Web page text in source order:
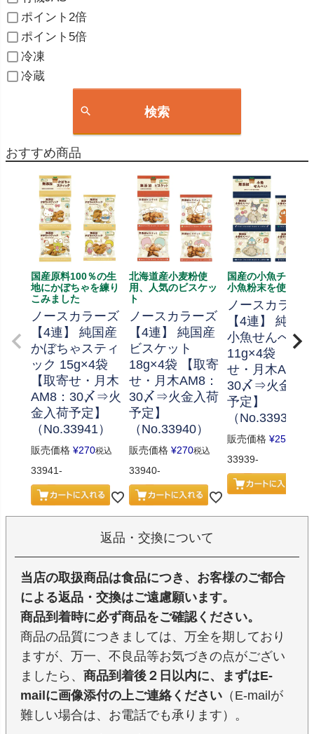
ポイント2倍
ポイント5倍
冷凍
冷蔵
検索
おすすめ商品
国産原料100％の生
地にかぼちゃを練り
こみました
ノースカラーズ
【4連】 純国産
かぼちゃスティ
ック 15g×4袋
【取寄せ・月木
AM8：30〆⇒火
金入荷予定】
（No.33941）
販売価格 ¥270税込
33941-
北海道産小麦粉使
用、人気のビスケッ
ト
ノースカラーズ
【4連】 純国産
ビスケット
18g×4袋 【取寄
せ・月木AM8：
30〆⇒火金入荷
予定】
（No.33940）
販売価格 ¥270税込
33940-
国産の小魚チップ
小魚粉末を使用
ノースカラー
【4連】 純国産
小魚せんべい
11g×4袋 【取
せ・月木AM8
30〆⇒火金入
予定】
（No.33939）
販売価格 ¥259
33939-
返品・交換について
当店の取扱商品は食品につき、お客様のご都合
による返品・交換はご遠慮願います。
商品到着時に必ず商品をご確認ください。
商品の品質につきましては、万全を期しており
ますが、万一、不良品等お気づきの点がござい
ましたら、 商品到着後２日以内に、まずはE-
mailに画像添付の上ご連絡ください （E-mailが
難しい場合は、お電話でも承ります）。